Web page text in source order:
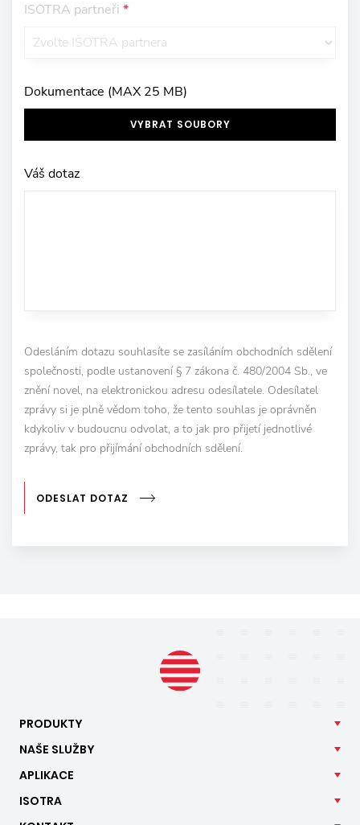
ISOTRA partneři *
Dokumentace (MAX 25 MB)
VYBRAT SOUBORY
Váš dotaz
Odesláním dotazu souhlasíte se zasíláním obchodních sdělení
společnosti, podle ustanovení § 7 zákona č. 480/2004 Sb., ve
znění novel, na elektronickou adresu odesílatele. Odesílatel
zprávy si je plně vědom toho, že tento souhlas je oprávněn
kdykoliv v budoucnu odvolat, a to jak pro přijetí jednotlivé
zprávy, tak pro přijímání obchodních sdělení.
ODESLAT DOTAZ
PRODUKTY
NAŠE SLUŽBY
APLIKACE
ISOTRA